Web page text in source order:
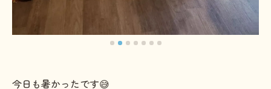
今日も暑かったです😅